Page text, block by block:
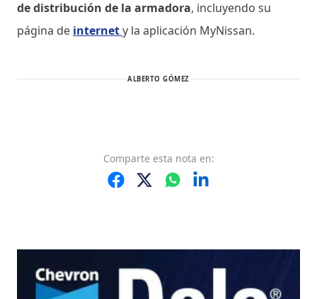
de distribución de la armadora, incluyendo su
página de internety la aplicación MyNissan.
ALBERTO GÓMEZ
Comparte esta nota en: